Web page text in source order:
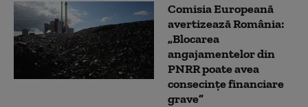
Comisia Europeană
avertizează România:
„Blocarea
angajamentelor din
PNRR poate avea
consecințe financiare
grave”